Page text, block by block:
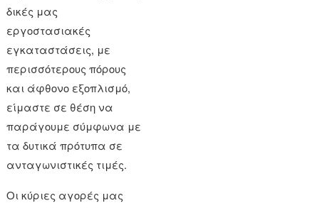
δικές μας
εργοστασιακές
εγκαταστάσεις, με
περισσότερους πόρους
και άφθονο εξοπλισμό,
είμαστε σε θέση να
παράγουμε σύμφωνα με
τα δυτικά πρότυπα σε
ανταγωνιστικές τιμές.
Οι κύριες αγορές μας